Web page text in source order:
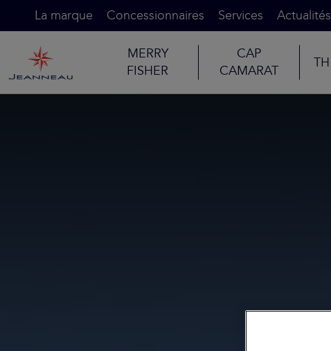
La marque Concessionnaires Services Actualités
MERRY
FISHER
CAP
CAMARAT
TH